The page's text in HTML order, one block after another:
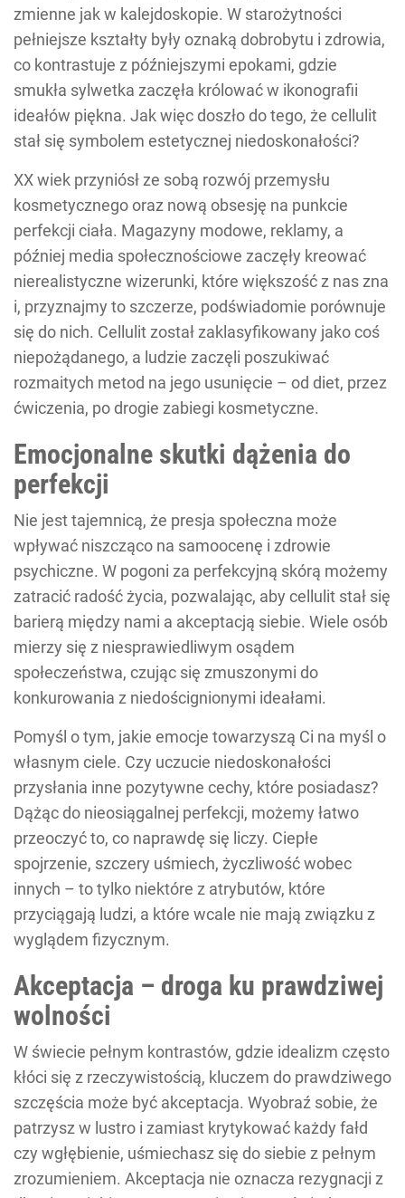
zmienne jak w kalejdoskopie. W starożytności
pełniejsze kształty były oznaką dobrobytu i zdrowia,
co kontrastuje z późniejszymi epokami, gdzie
smukła sylwetka zaczęła królować w ikonografii
ideałów piękna. Jak więc doszło do tego, że cellulit
stał się symbolem estetycznej niedoskonałości?
XX wiek przyniósł ze sobą rozwój przemysłu
kosmetycznego oraz nową obsesję na punkcie
perfekcji ciała. Magazyny modowe, reklamy, a
później media społecznościowe zaczęły kreować
nierealistyczne wizerunki, które większość z nas zna
i, przyznajmy to szczerze, podświadomie porównuje
się do nich. Cellulit został zaklasyfikowany jako coś
niepożądanego, a ludzie zaczęli poszukiwać
rozmaitych metod na jego usunięcie – od diet, przez
ćwiczenia, po drogie zabiegi kosmetyczne.
Emocjonalne skutki dążenia do
perfekcji
Nie jest tajemnicą, że presja społeczna może
wpływać niszcząco na samoocenę i zdrowie
psychiczne. W pogoni za perfekcyjną skórą możemy
zatracić radość życia, pozwalając, aby cellulit stał się
barierą między nami a akceptacją siebie. Wiele osób
mierzy się z niesprawiedliwym osądem
społeczeństwa, czując się zmuszonymi do
konkurowania z niedoścignionymi ideałami.
Pomyśl o tym, jakie emocje towarzyszą Ci na myśl o
własnym ciele. Czy uczucie niedoskonałości
przysłania inne pozytywne cechy, które posiadasz?
Dążąc do nieosiągalnej perfekcji, możemy łatwo
przeoczyć to, co naprawdę się liczy. Ciepłe
spojrzenie, szczery uśmiech, życzliwość wobec
innych – to tylko niektóre z atrybutów, które
przyciągają ludzi, a które wcale nie mają związku z
wyglądem fizycznym.
Akceptacja – droga ku prawdziwej
wolności
W świecie pełnym kontrastów, gdzie idealizm często
kłóci się z rzeczywistością, kluczem do prawdziwego
szczęścia może być akceptacja. Wyobraź sobie, że
patrzysz w lustro i zamiast krytykować każdy fałd
czy wgłębienie, uśmiechasz się do siebie z pełnym
zrozumieniem. Akceptacja nie oznacza rezygnacji z